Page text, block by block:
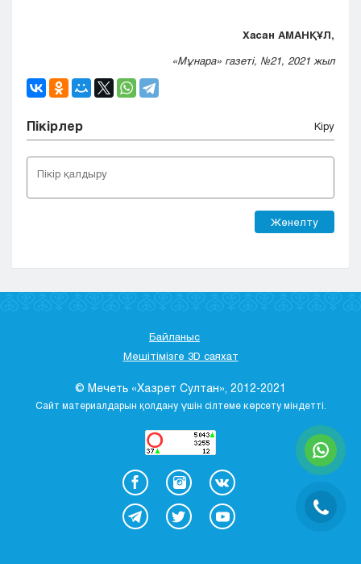
Хасан АМАНҚҰЛ,
«Мұнара» газеті, №21, 2021 жыл
Пікірлер Кіру
Жөнелту
Байланыс
Мешітімізге 3D саяхат
© Мечеть «Хазрет Султан», 2012-2021
Сайт материалдарын қолдану үшін сілтеме көрсету міндетті.